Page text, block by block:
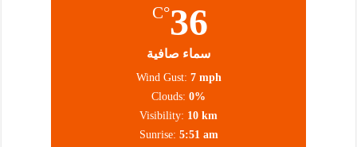
36
°C
سماء صافية
Wind Gust: 7 mph
Clouds: 0%
Visibility: 10 km
Sunrise: 5:51 am